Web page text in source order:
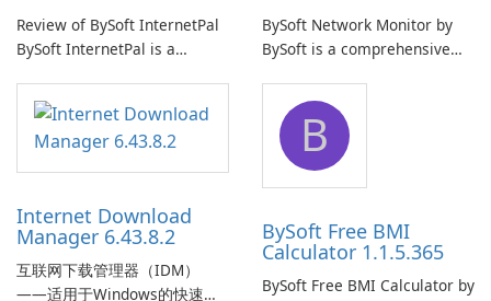
Review of BySoft InternetPal
BySoft InternetPal is a
application designed to
monitor your internet
connection and provide real-
time insights into its
BySoft Network Monitor by
BySoft is a comprehensive
designed to help businesses
effectively manage their
network infrastructure.
Internet Download
Manager 6.43.8.2
互联网下载管理器（IDM）
——适用于Windows的快速可
B
BySoft Free BMI
Calculator 1.1.5.365
BySoft Free BMI Calculator by